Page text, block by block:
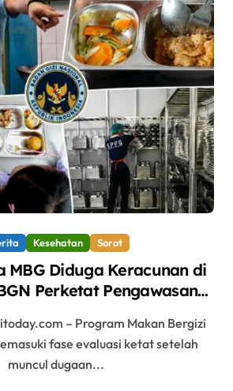
Kesehatan Sorot
MBG Diduga Keracunan di
Perketat Pengawasan
fase evaluasi ketat setelah
muncul dugaan...